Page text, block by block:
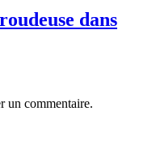
dans
un commentaire.